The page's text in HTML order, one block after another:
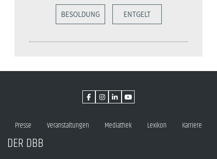
BESOLDUNG ENTGELT
Presse Veranstaltungen Mediathek Lexikon Karriere
DER DBB